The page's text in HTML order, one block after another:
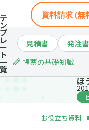
資料請求 (無
テ
ン
プ
レ
ー
ト
一
覧
見積書 発注書
帳票の基礎知識
ほ
お役立ち資料